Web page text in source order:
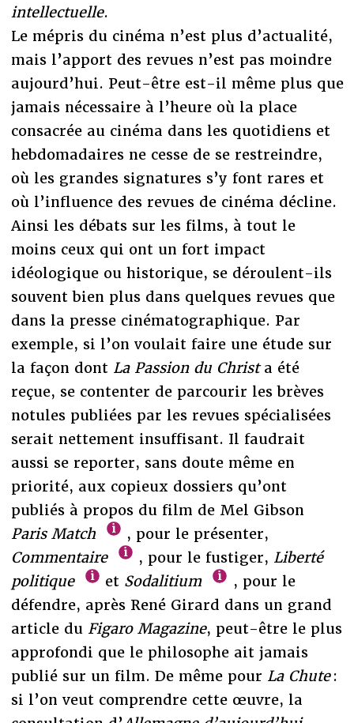
intellectuelle.
Le mépris du cinéma n’est plus d’actualité,
mais l’apport des revues n’est pas moindre
aujourd’hui. Peut-être est-il même plus que
jamais nécessaire à l’heure où la place
consacrée au cinéma dans les quotidiens et
hebdomadaires ne cesse de se restreindre,
où les grandes signatures s’y font rares et
où l’influence des revues de cinéma décline.
Ainsi les débats sur les films, à tout le
moins ceux qui ont un fort impact
idéologique ou historique, se déroulent-ils
souvent bien plus dans quelques revues que
dans la presse cinématographique. Par
exemple, si l’on voulait faire une étude sur
la façon dont La Passion du Christa été
reçue, se contenter de parcourir les brèves
notules publiées par les revues spécialisées
serait nettement insuffisant. Il faudrait
aussi se reporter, sans doute même en
priorité, aux copieux dossiers qu’ont
publiés à propos du film de Mel Gibson
Paris Match
, pour le présenter,
Commentaire
, pour le fustiger, Liberté
politique
et Sodalitium
, pour le
défendre, après René Girard dans un grand
article du Figaro Magazine, peut-être le plus
approfondi que le philosophe ait jamais
publié sur un film. De même pour La Chute:
si l’on veut comprendre cette œuvre, la